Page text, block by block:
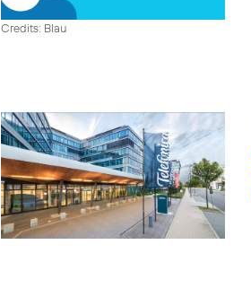
Credits: Blau